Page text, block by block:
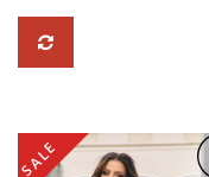
SALE